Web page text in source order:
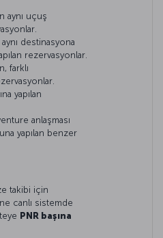
aynı uçuş
destinasyona
rezervasyonlar.
farklı
yapılan
anlaşması
yapılan benzer
takibi için
canlı sistemde
PNR başına